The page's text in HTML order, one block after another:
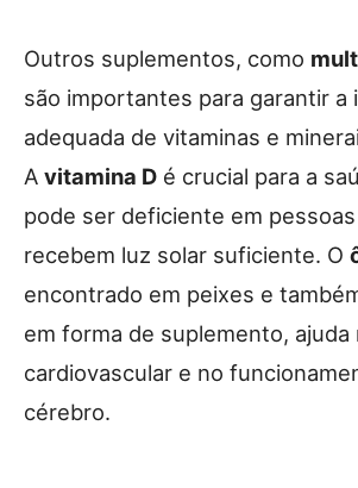
Outros suplementos, como
são importantes para garantir a
adequada de vitaminas e
A vitamina D é crucial para a
pode ser deficiente em
recebem luz solar suficiente. O
encontrado em peixes e
em forma de suplemento, ajuda
cardiovascular e no
cérebro.